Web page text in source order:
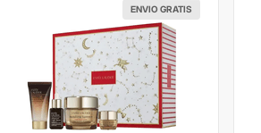
Importante:Las imágenes publicadas son
packaging. No se realizan cambios en
en "Preguntas Frecuentes".
ENVIO GRATIS